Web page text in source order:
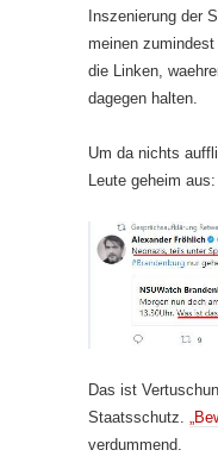
Inszenierung der
meinen
die Linken,
dagegen halten.
Um da nichts
Leute geheim aus:
Das ist
Staatsschutz.
verdummend.